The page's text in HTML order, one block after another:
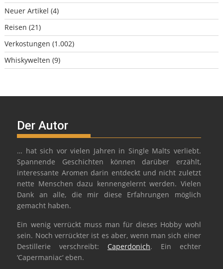
Neuer Artikel (4)
Reisen (21)
Verkostungen (1.002)
Whiskywelten (9)
Der Autor
… hat sich vor vielen Jahren in Single Malts verliebt.
Spannende Geschichten können darüber erzählt,
interessante Aromen darin entdeckt und nicht zuletzt
nette Menschen dazu kennengelernt werden. Vielen
Dank an alle, die mir diese Erfahrungen möglich
gemacht haben.
Ein wenig verrückt muss man für dieses Hobby wohl
sein. Noch verrückter ist es aber, wenn man sich einer
Destillerie verschreibt: Caperdonich. Ein echter
‘Capermaniac‘ eben.